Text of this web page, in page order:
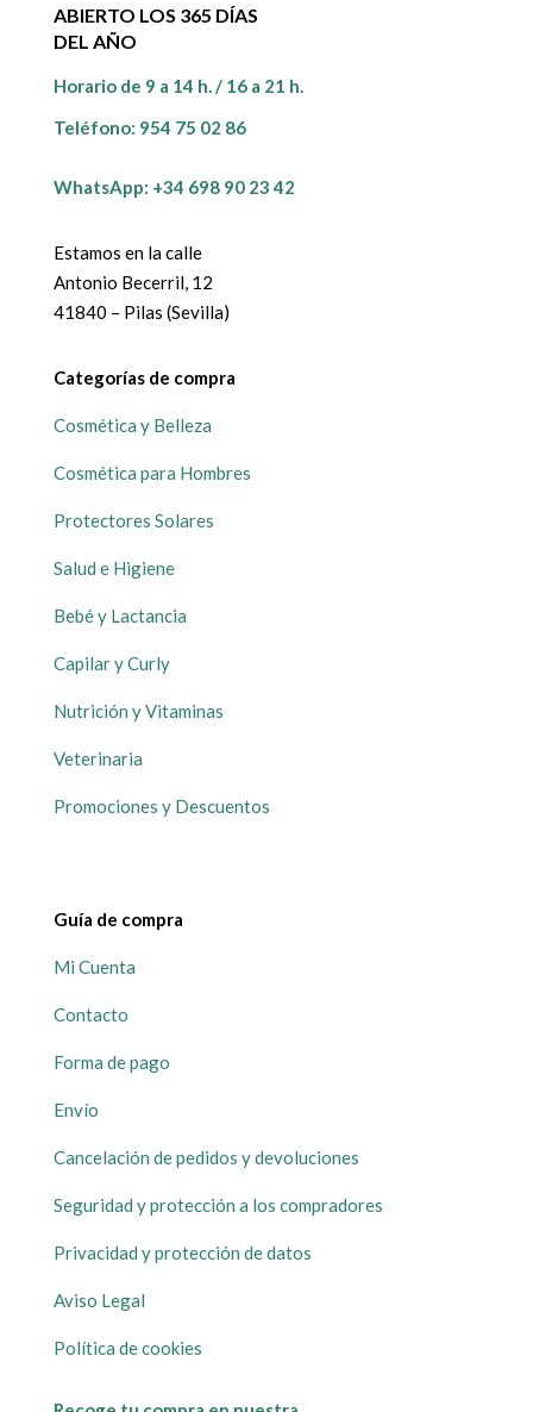
ABIERTO LOS 365 DÍAS
DEL AÑO
Horario de 9 a 14 h. / 16 a 21 h.
Teléfono: 954 75 02 86
WhatsApp: +34 698 90 23 42
Estamos en la calle
Antonio Becerril, 12
41840 – Pilas (Sevilla)
Categorías de compra
Cosmética y Belleza
Cosmética para Hombres
Protectores Solares
Salud e Higiene
Bebé y Lactancia
Capilar y Curly
Nutrición y Vitaminas
Veterinaria
Promociones y Descuentos
Guía de compra
Mi Cuenta
Contacto
Forma de pago
Envío
Cancelación de pedidos y devoluciones
Seguridad y protección a los compradores
Privacidad y protección de datos
Aviso Legal
Política de cookies